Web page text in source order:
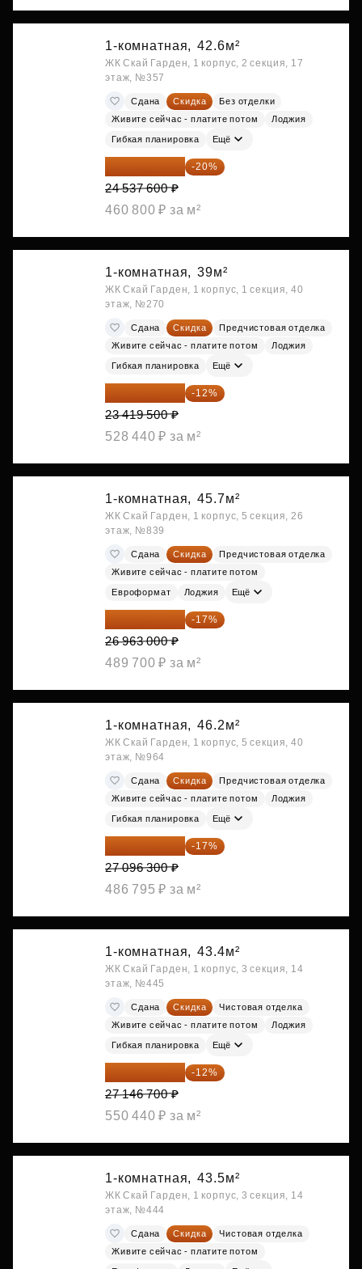
1-комнатная, 42.6м²
ЖК Скай Гарден, 1 корпус, 2 секция, 17
этаж, №357
Сдана Скидка
Без отделки
Живите сейчас - платите потом
Лоджия
Гибкая планировка Ещё
19 630 080 ₽ -20%
24 537 600 ₽
460 800 ₽ за м²
1-комнатная, 39м²
ЖК Скай Гарден, 1 корпус, 1 секция, 40
этаж, №270
Сдана Скидка
Предчистовая отделка
Живите сейчас - платите потом
Лоджия
Гибкая планировка Ещё
20 609 160 ₽ -12%
23 419 500 ₽
528 440 ₽ за м²
1-комнатная, 45.7м²
ЖК Скай Гарден, 1 корпус, 5 секция, 26
этаж, №839
Сдана Скидка
Предчистовая отделка
Живите сейчас - платите потом
Евроформат Лоджия Ещё
22 379 290 ₽ -17%
26 963 000 ₽
489 700 ₽ за м²
1-комнатная, 46.2м²
ЖК Скай Гарден, 1 корпус, 5 секция, 40
этаж, №964
Сдана Скидка
Предчистовая отделка
Живите сейчас - платите потом
Лоджия
Гибкая планировка Ещё
22 489 929 ₽ -17%
27 096 300 ₽
486 795 ₽ за м²
1-комнатная, 43.4м²
ЖК Скай Гарден, 1 корпус, 3 секция, 14
этаж, №445
Сдана Скидка
Чистовая отделка
Живите сейчас - платите потом
Лоджия
Гибкая планировка Ещё
23 889 096 ₽ -12%
27 146 700 ₽
550 440 ₽ за м²
1-комнатная, 43.5м²
ЖК Скай Гарден, 1 корпус, 3 секция, 14
этаж, №444
Сдана Скидка
Чистовая отделка
Живите сейчас - платите потом